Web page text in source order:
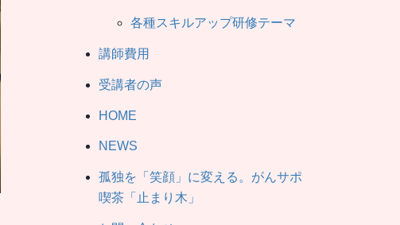
各種スキルアップ研修テーマ
講師費用
受講者の声
HOME
NEWS
孤独を「笑顔」に変える。がんサポ
喫茶「止まり木」